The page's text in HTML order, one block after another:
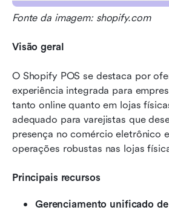
Fonte da imagem: shopify.com
Visão geral
O Shopify POS se destaca por
experiência integrada para
tanto online quanto em lojas
adequado para varejistas que
presença no comércio eletrônico
operações robustas nas lojas
Principais recursos
Gerenciamento unificado